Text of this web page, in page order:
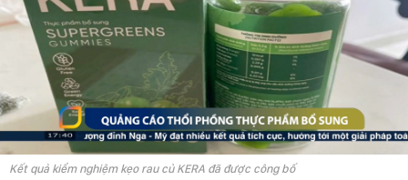
Kết quả kiểm nghiệm kẹo rau củ KERA đã được công bố